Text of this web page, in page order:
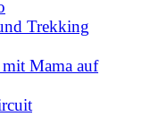
Trekking
Mama auf